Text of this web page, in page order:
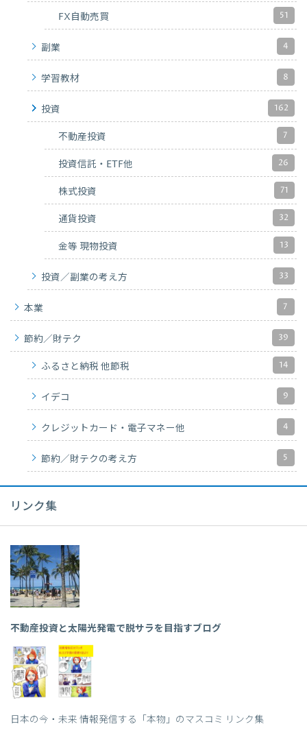
FX自動売買 51
副業 4
学習教材 8
投資 162
不動産投資 7
投資信託・ETF他 26
株式投資 71
通貨投資 32
金等 現物投資 13
投資／副業の考え方 33
本業 7
節約／財テク 39
ふるさと納税 他節税 14
イデコ 9
クレジットカード・電子マネー他 4
節約／財テクの考え方 5
リンク集
不動産投資と太陽光発電で脱サラを目指すブログ
日本の今・未来 情報発信する「本物」のマスコミ リンク集